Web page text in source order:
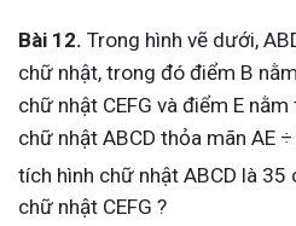
Bài 12. Trong hình vẽ dưới,
chữ nhật, trong đó điểm B
chữ nhật CEFG và điểm E
chữ nhật ABCD thỏa mãn AE
tích hình chữ nhật ABCD là 35
chữ nhật CEFG ?